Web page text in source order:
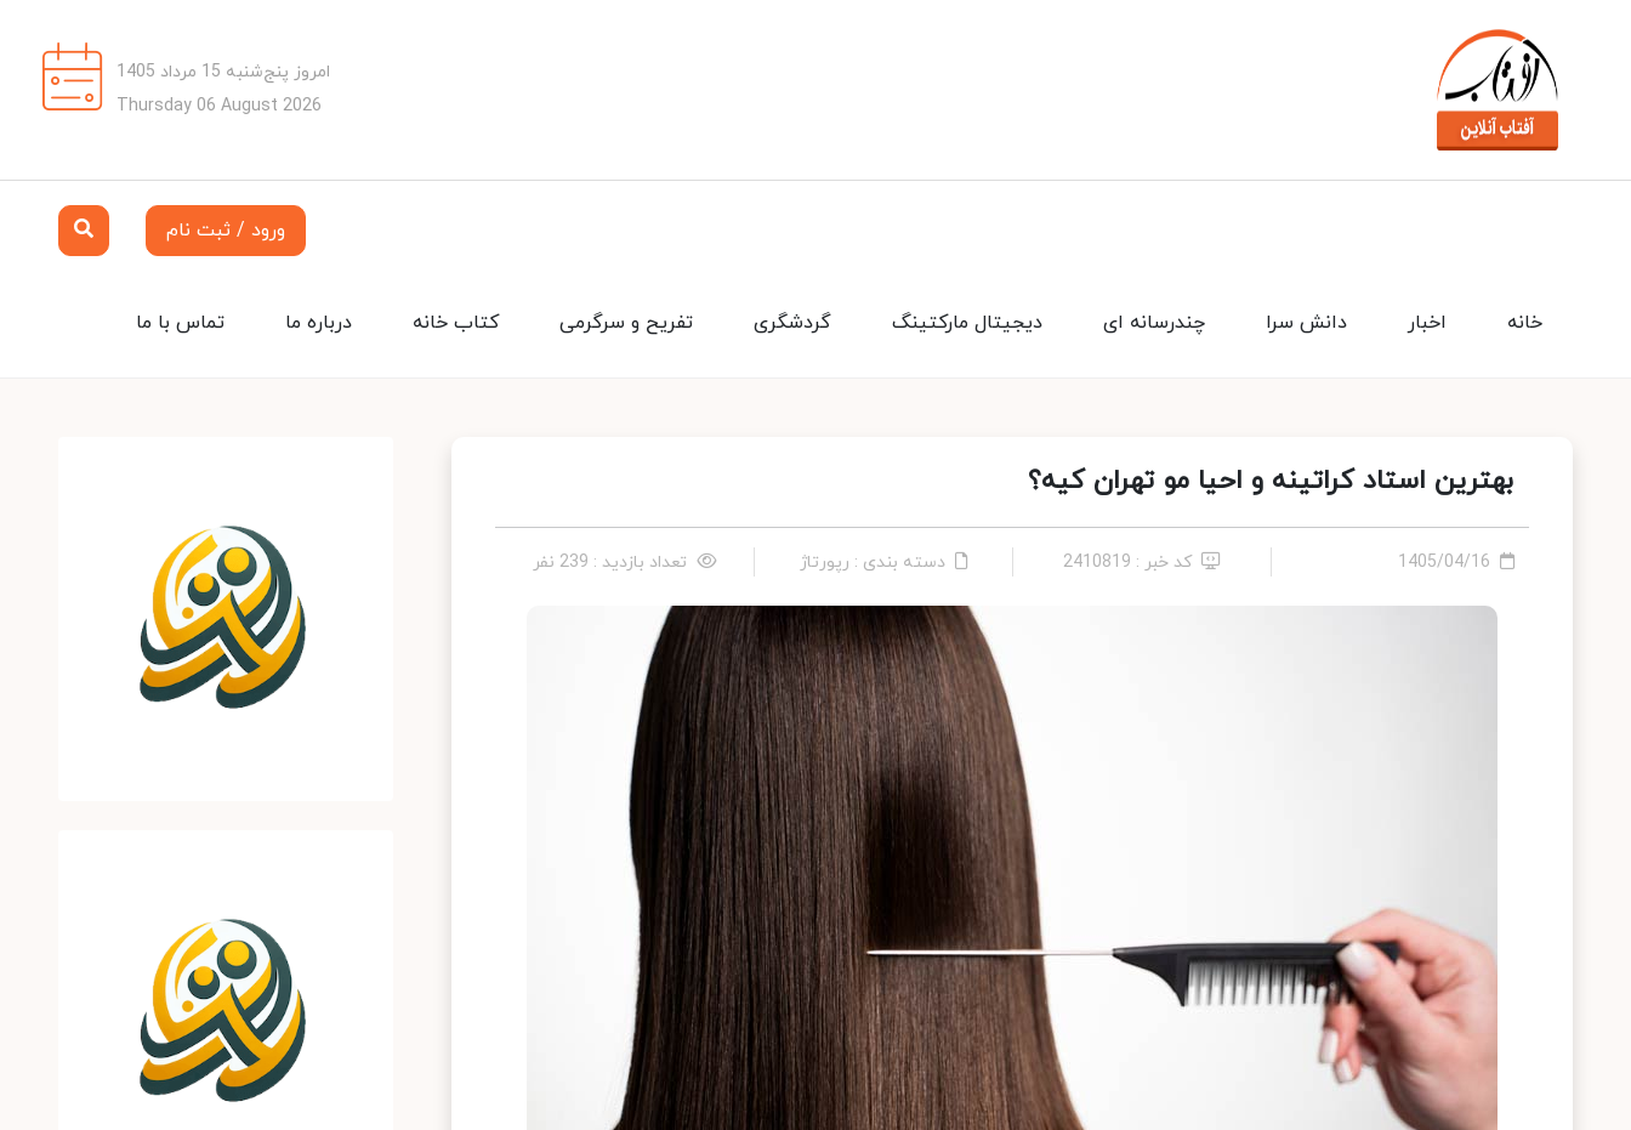
امروز پنج‌شنبه 15 مرداد 1405
Thursday 06 August 2026
ورود / ثبت نام
تماس با ما درباره ما کتاب خانه تفریح و سرگرمی گردشگری دیجیتال مارکتینگ چندرسانه ای دانش سرا اخبار خانه
بهترین استاد کراتینه و احیا مو تهران کیه؟
1405/04/16 کد خبر : 2410819 دسته بندی : رپورتاژ تعداد بازدید : 239 نفر